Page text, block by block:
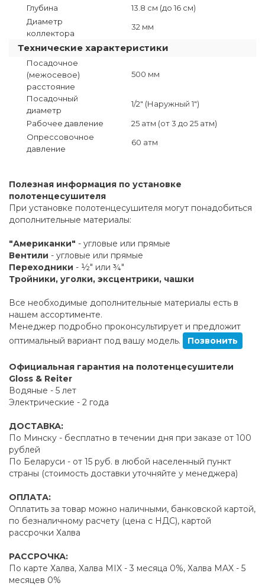
Глубина
13.8 см (до 16 см)
Диаметр
коллектора
32 мм
Технические характеристики
Посадочное
(межосевое)
расстояние
500 мм
Посадочный
диаметр
1/2" (Наружный 1")
Рабочее давление
25 атм (от 3 до 25 атм)
Опрессовочное
давление
60 атм
Полезная информация по установке
полотенцесушителя
При установке полотенцесушителя могут понадобиться
дополнительные материалы:
"Американки" - угловые или прямые
Вентили - угловые или прямые
Переходники - ½" или ¾"
Тройники, уголки, эксцентрики, чашки
Все необходимые дополнительные материалы есть в
нашем ассортименте.
Менеджер подробно проконсультирует и предложит
оптимальный вариант под вашу модель.
Позвонить
Официальная гарантия на полотенцесушители
Gloss & Reiter
Водяные - 5 лет
Электрические - 2 года
ДОСТАВКА:
По Минску - бесплатно в течении дня при заказе от 100
рублей
По Беларуси - от 15 руб. в любой населенный пункт
страны (стоимость доставки уточняйте у менеджера)
ОПЛАТА:
Оплатить за товар можно наличными, банковской картой,
по безналичному расчету (цена с НДС), картой
рассрочки Халва
РАССРОЧКА:
По карте Халва, Халва MIX - 3 месяца 0%, Халва MAX - 5
месяцев 0%